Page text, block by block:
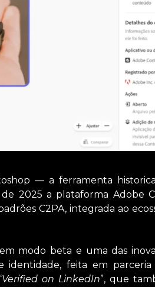
— a ferramenta
2025 a plataforma Adobe
C2PA, integrada ao
modo beta e uma das
identidade, feita em
Verified on LinkedIn”, que